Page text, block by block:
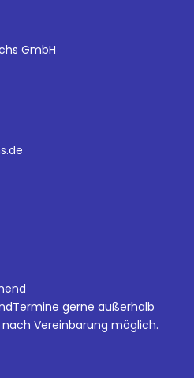
GmbH
gerne außerhalb
Vereinbarung möglich.